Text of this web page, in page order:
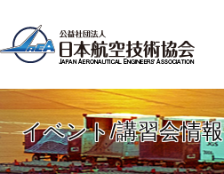
イベント/講習会情報